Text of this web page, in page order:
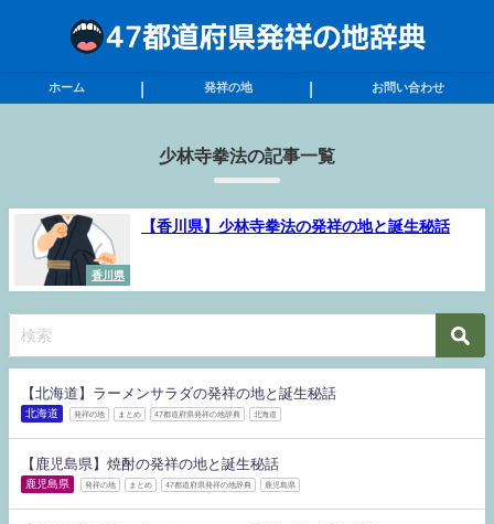
ホーム 発祥の地 お問い合わせ
少林寺拳法の記事一覧
香川県
【香川県】少林寺拳法の発祥の地と誕生秘話
【北海道】ラーメンサラダの発祥の地と誕生秘話
北海道 発祥の地 まとめ 47都道府県発祥の地辞典 北海道
【鹿児島県】焼酎の発祥の地と誕生秘話
鹿児島県 発祥の地 まとめ 47都道府県発祥の地辞典 鹿児島県